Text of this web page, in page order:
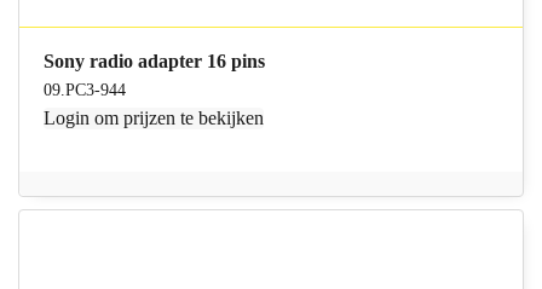
Sony radio adapter 16 pins
09.PC3-944
Login om prijzen te bekijken